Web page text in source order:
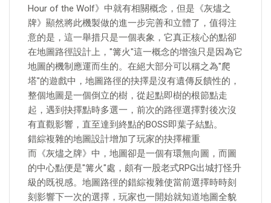
Hour of the Wolf》中就有相關概念，但是《灰燼之
牌》顯然將此機製做的進一步完善和立體了，值得注
意的是，這一舉措只是一個表象，它真正核心的點卻
在地圖路徑設計上，"篝火"這一概念的增強只是因為它
地圖的機制應運而生的。在絕大部分可以稱之為"爬
塔"的遊戲中，地圖路徑的抉擇是沒有遺傳反饋性的，
整個地圖是一個倒立的樹，從起點即樹的根節點走
起，遇到抉擇點時多選一，前次的路徑選擇對後次沒
有直觀影響，直至達到終點的BOSS即葉子結點。
錯綜複雜的地圖設計增加了玩家的抉擇權重
而《灰燼之牌》中，地圖卻是一個有環無向圖，而圖
的中心點便是"篝火"處，頗有一股老式RPG出城打怪升
級的既視感。地圖路徑的錯綜複雜使當前選擇時時刻
刻影響下一次的選擇，玩家也一開始就知道地圖全貌